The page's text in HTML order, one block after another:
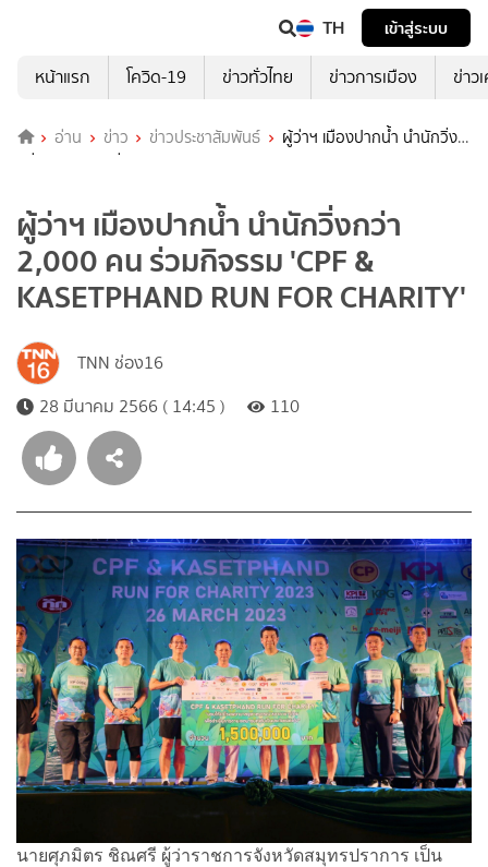
TH
เข้าสู่ระบบ
หน้าแรก
โควิด-19 ข่าวทั่วไทย ข่าวการเมือง ข่าว
อ่าน ข่าว ข่าวประชาสัมพันธ์
ผู้ว่าฯ เมืองปากน้ำ นำนักวิ่ง
กว่า 2,000 คน ร่วมกิจรรม 'CPF & KASETPHAND RUN FOR
ผู้ว่าฯ เมืองปากน้ำ นำนักวิ่งกว่า
2,000 คน ร่วมกิจรรม 'CPF &
KASETPHAND RUN FOR CHARITY'
TNN ช่อง16
28 มีนาคม 2566 ( 14:45 )
110
นายศุภมิตร ชิณศรี ผู้ว่าราชการจังหวัดสมุทรปราการ เป็น